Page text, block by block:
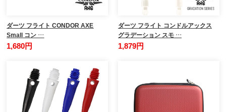
ダーツ フライト CONDOR AXE
Small コン …
1,680円
ダーツ フライト コンドルアックス
グラデーション スモ …
1,879円